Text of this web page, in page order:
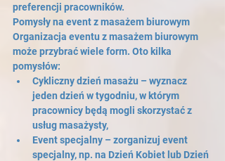
preferencji pracowników.
Pomysły na event z masażem biurowym
Organizacja eventu z masażem biurowym
może przybrać wiele form. Oto kilka
pomysłów:
Cykliczny dzień masażu – wyznacz
jeden dzień w tygodniu, w którym
pracownicy będą mogli skorzystać z
usług masażysty,
Event specjalny – zorganizuj event
specjalny, np. na Dzień Kobiet lub Dzień